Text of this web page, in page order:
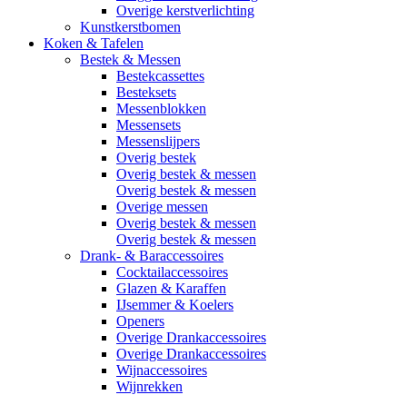
Overige kerstverlichting
Kunstkerstbomen
Koken & Tafelen
Bestek & Messen
Bestekcassettes
Besteksets
Messenblokken
Messensets
Messenslijpers
Overig bestek
Overig bestek & messen
Overig bestek & messen
Overige messen
Overig bestek & messen
Overig bestek & messen
Drank- & Baraccessoires
Cocktailaccessoires
Glazen & Karaffen
IJsemmer & Koelers
Openers
Overige Drankaccessoires
Overige Drankaccessoires
Wijnaccessoires
Wijnrekken